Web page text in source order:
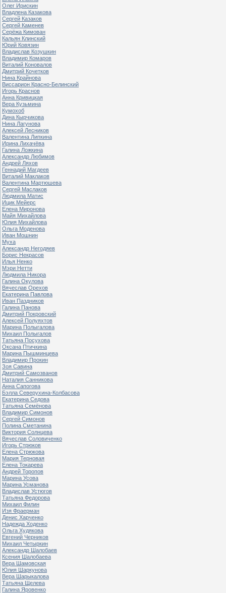
Олег Ирискин
Владлена Казакова
Сергей Казаков
Сергей Каменев
Серёжа Кимован
Кальян Клинский
Юрий Ковязин
Владислав Козушкин
Владимир Комаров
Виталий Коновалов
Дмитрий Кочетков
Нина Крайнова
Виссарион Красно-Белинский
Игорь Краснов
Анна Кривицкая
Вера Кузьмина
Кумохоб
Дина Кырчикова
Нина Лагунова
Алексей Лесников
Валентина Липкина
Ирина Лихачёва
Галина Ложкина
Александр Любимов
Андрей Ляхов
Геннадий Магдеев
Виталий Маклаков
Валентина Мартюшева
Сергей Маслаков
Людмила Матис
Ицик Мейерс
Елена Миронова
Майя Михайлова
Юлия Михайлова
Ольга Моденова
Иван Мошнин
Муха
Александр Негодяев
Борис Некрасов
Илья Ненко
Мэри Нетти
Людмила Никора
Галина Окулова
Вячеслав Орехов
Екатерина Павлова
Иван Паздников
Галина Панова
Дмитрий Покровский
Алексей Полуяхтов
Марина Полыгалова
Михаил Полыгалов
Татьяна Посухова
Оксана Птичкина
Марина Пышминцева
Владимир Прокин
Зоя Савина
Дмитрий Самозванов
Наталия Санникова
Анна Сапогова
Бэлла Северухина-Колбасова
Екатерина Седова
Татьяна Семёнова
Владимир Симонов
Сергей Симонов
Полина Сметанина
Виктория Солнцева
Вячеслав Соловиченко
Игорь Стрюков
Елена Стрюкова
Мария Терновая
Елена Токарева
Андрей Торопов
Марина Усова
Марина Усманова
Владислав Устюгов
Татьяна Федорова
Михаил Филин
Изя Фраерман
Денис Харченко
Надежда Ходенко
Ольга Худякова
Евгений Черников
Михаил Четыркин
Александр Шалобаев
Ксения Шалобаева
Вера Шамовская
Юлия Шаркунова
Вера Шарыкалова
Татьяна Щелева
Галина Яровенко